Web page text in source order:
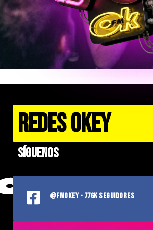
REDES OKEY
Síguenos
@FMOKEY - 776K SEGUIDORES